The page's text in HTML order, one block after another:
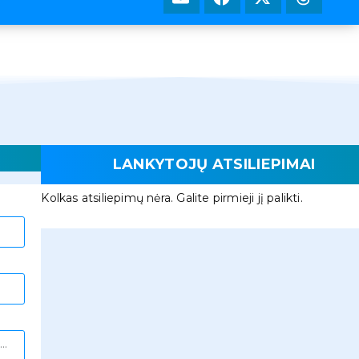
LANKYTOJŲ ATSILIEPIMAI
Kolkas atsiliepimų nėra. Galite pirmieji jį palikti.